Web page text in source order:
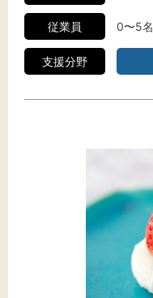
従業員 0〜5名
支援分野